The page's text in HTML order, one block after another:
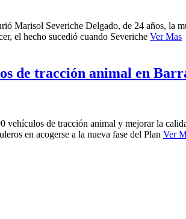
Marisol Severiche Delgado, de 24 años, la
el hecho sucedió cuando Severiche Ver Mas
de tracción animal en
de tracción animal y mejorar la
en acogerse a la nueva fase del Plan Ver